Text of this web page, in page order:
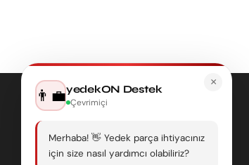
×
👨‍💼yedekON Destek
Çevrimiçi
Merhaba! 👋 Yedek parça ihtiyacınız
için size nasıl yardımcı olabiliriz?